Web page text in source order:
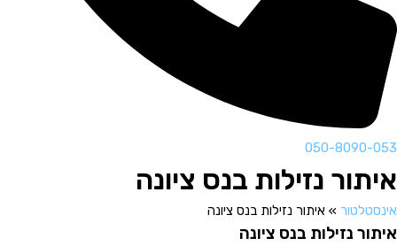
050-8090-053
איתור נזילות בנס ציונה
אינסטלטור » איתור נזילות בנס ציונה
איתור נזילות בנס ציונה